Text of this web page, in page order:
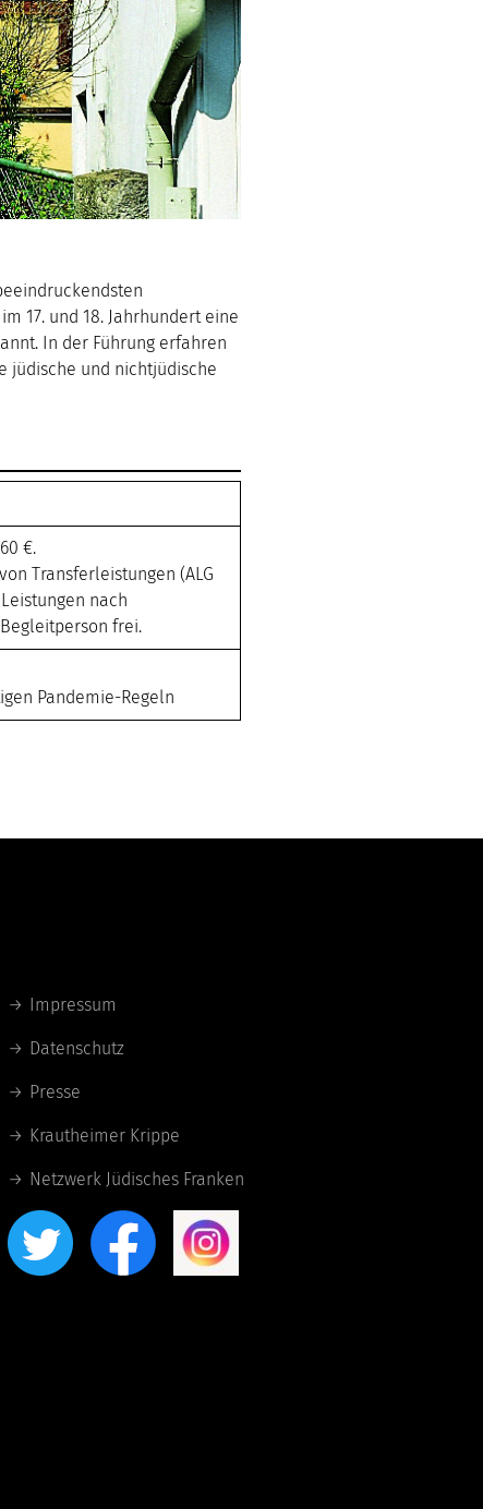
17. und 18. Jahrhundert eine
In der Führung erfahren
jüdische und nichtjüdische
€.
Transferleistungen (ALG
nach
frei.
Pandemie-Regeln
Impressum
Datenschutz
Presse
Krautheimer Krippe
Netzwerk Jüdisches Franken